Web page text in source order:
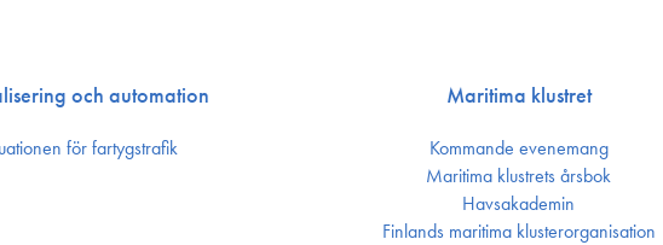
och automation
för fartygstrafik
Maritima klustret
Kommande evenemang
Maritima klustrets årsbok
Havsakademin
Finlands maritima kluster­organisation